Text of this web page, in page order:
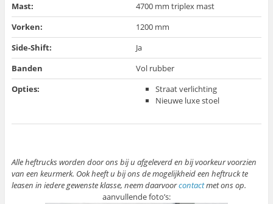
Mast:
4700 mm triplex mast
Vorken:
1200 mm
Side-Shift:
Ja
Banden
Vol rubber
Opties:
Straat verlichting
Nieuwe luxe stoel
Alle heftrucks worden door ons bij u afgeleverd en bij voorkeur voorzien
van een keurmerk. Ook heeft u bij ons de mogelijkheid een heftruck te
leasen in iedere gewenste klasse, neem daarvoorcontactmet ons op.
aanvullende foto’s: